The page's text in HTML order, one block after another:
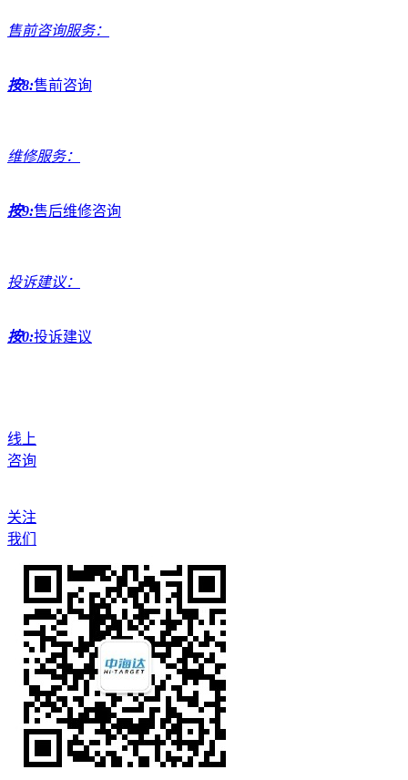
售前咨询服务：
按8:售前咨询
维修服务：
按9:售后维修咨询
投诉建议：
按0:投诉建议
线上
咨询
关注
我们